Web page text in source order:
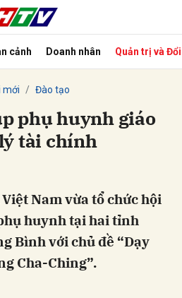
cảnh Doanh nhân Quản trị và
mới Đào tạo
phụ huynh giáo
tài chính
Nam vừa tổ chức hội
huynh tại hai tỉnh
Bình với chủ đề “Dạy
Cha-Ching”.
Hủy